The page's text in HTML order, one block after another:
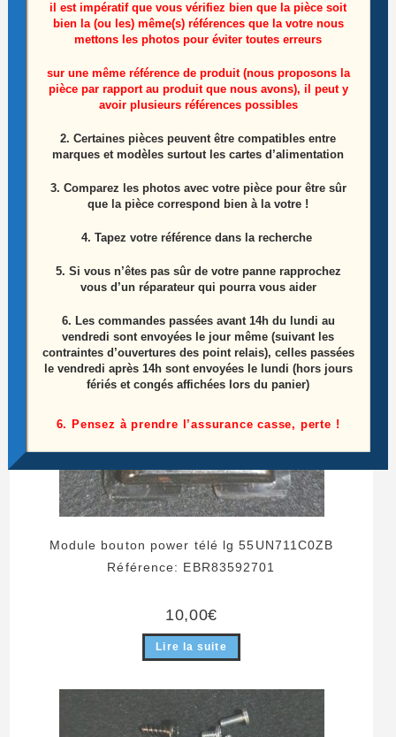
Module wifi télé lg 55UN711C0ZB Référence:
Ajouter au panier
Module bouton power télé lg 55UN711C0ZB
Référence: EBR83592701
10,00€
Lire la suite
il est impératif que vous vérifiez bien que la pièce soit
bien la (ou les) même(s) références que la votre nous
mettons les photos pour éviter toutes erreurs
sur une même référence de produit (nous proposons la
pièce par rapport au produit que nous avons), il peut y
avoir plusieurs références possibles
2. Certaines pièces peuvent être compatibles entre
marques et modèles surtout les cartes d’alimentation
3. Comparez les photos avec votre pièce pour être sûr
que la pièce correspond bien à la votre !
4. Tapez votre référence dans la recherche
5. Si vous n’êtes pas sûr de votre panne rapprochez
vous d’un réparateur qui pourra vous aider
6. Les commandes passées avant 14h du lundi au
vendredi sont envoyées le jour même (suivant les
contraintes d’ouvertures des point relais), celles passées
le vendredi après 14h sont envoyées le lundi (hors jours
fériés et congés affichées lors du panier)
6. Pensez à prendre l’assurance casse, perte !